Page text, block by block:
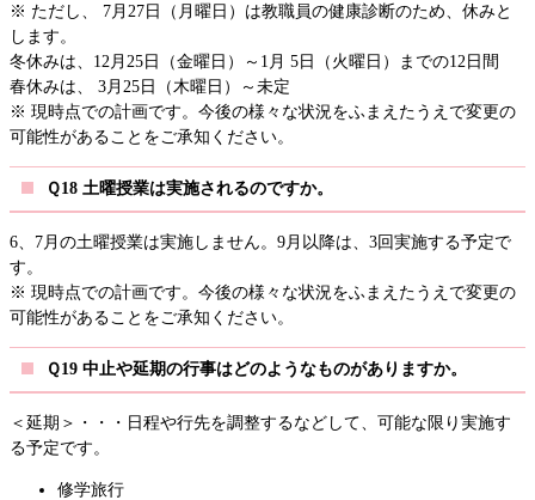
※ ただし、 7月27日（月曜日）は教職員の健康診断のため、休みと
します。
冬休みは、12月25日（金曜日）～1月 5日（火曜日）までの12日間
春休みは、 3月25日（木曜日）～未定
※ 現時点での計画です。今後の様々な状況をふまえたうえで変更の
可能性があることをご承知ください。
Ｑ18 土曜授業は実施されるのですか。
6、7月の土曜授業は実施しません。9月以降は、3回実施する予定で
す。
※ 現時点での計画です。今後の様々な状況をふまえたうえで変更の
可能性があることをご承知ください。
Ｑ19 中止や延期の行事はどのようなものがありますか。
＜延期＞・・・日程や行先を調整するなどして、可能な限り実施す
る予定です。
修学旅行